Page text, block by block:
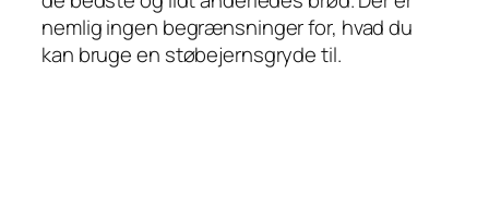
nemlig ingen begrænsninger for, hvad du
kan bruge en støbejernsgryde til.